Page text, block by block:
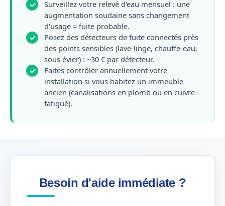
✓
Surveillez votre relevé d'eau mensuel : une
augmentation soudaine sans changement
d'usage = fuite probable.
✓
Posez des détecteurs de fuite connectés près
des points sensibles (lave-linge, chauffe-eau,
sous évier) : ~30 € par détecteur.
✓
Faites contrôler annuellement votre
installation si vous habitez un immeuble
ancien (canalisations en plomb ou en cuivre
fatigué).
Besoin d'aide immédiate ?